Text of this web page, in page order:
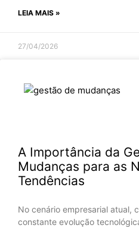
LEIA MAIS »
27/04/2026
A Importância da
Mudanças para as
Tendências
No cenário empresarial atual,
constante evolução